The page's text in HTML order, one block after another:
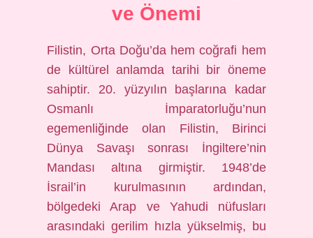
ve Önemi
Filistin, Orta Doğu’da hem coğrafi hem
de kültürel anlamda tarihi bir öneme
sahiptir. 20. yüzyılın başlarına kadar
Osmanlı İmparatorluğu’nun
egemenliğinde olan Filistin, Birinci
Dünya Savaşı sonrası İngiltere’nin
Mandası altına girmiştir. 1948’de
İsrail’in kurulmasının ardından,
bölgedeki Arap ve Yahudi nüfusları
arasındaki gerilim hızla yükselmiş, bu